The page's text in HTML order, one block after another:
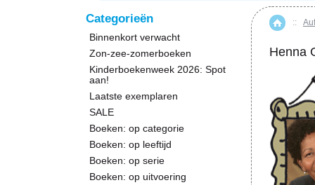
Home
::
Henna
Categorieën
Binnenkort verwacht
Zon-zee-zomerboeken
Kinderboekenweek 2026: Spot
aan!
Laatste exemplaren
SALE
Boeken: op categorie
Boeken: op leeftijd
Boeken: op serie
Boeken: op uitvoering